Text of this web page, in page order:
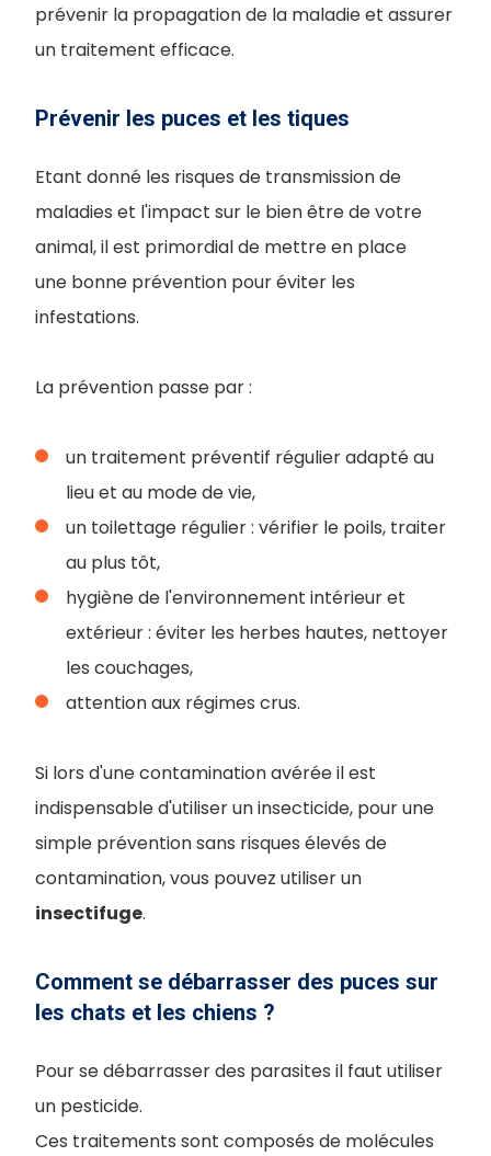
prévenir la propagation de la maladie et assurer
un traitement efficace.
Prévenir les puces et les tiques
Etant donné les risques de transmission de
maladies et l'impact sur le bien être de votre
animal, il est primordial de mettre en place
une bonne prévention pour éviter les
infestations.
La prévention passe par :
un traitement préventif régulier adapté au
lieu et au mode de vie,
un toilettage régulier : vérifier le poils, traiter
au plus tôt,
hygiène de l'environnement intérieur et
extérieur : éviter les herbes hautes, nettoyer
les couchages,
attention aux régimes crus.
Si lors d'une contamination avérée il est
indispensable d'utiliser un insecticide, pour une
simple prévention sans risques élevés de
contamination, vous pouvez utiliser un
insectifuge.
Comment se débarrasser des puces sur
les chats et les chiens ?
Pour se débarrasser des parasites il faut utiliser
un pesticide.
Ces traitements sont composés de molécules